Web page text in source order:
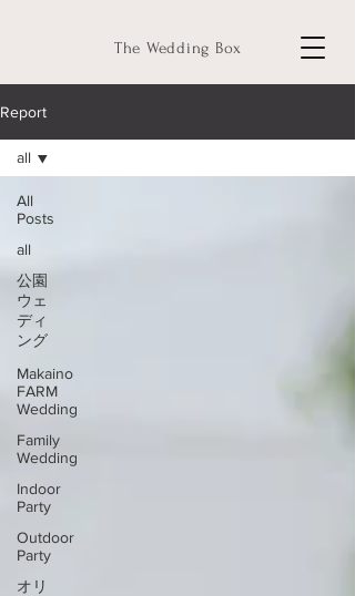
The Wedding Box
Report
All
Posts
all
公園
ウェ
ディ
ング
Makaino
FARM
Wedding
Family
Wedding
Indoor
Party
Outdoor
Party
オリ
all